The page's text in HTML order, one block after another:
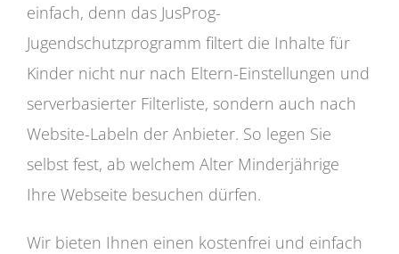
einfach, denn das JusProg-
Jugendschutzprogramm filtert die Inhalte für
Kinder nicht nur nach Eltern-Einstellungen und
serverbasierter Filterliste, sondern auch nach
Website-Labeln der Anbieter. So legen Sie
selbst fest, ab welchem Alter Minderjährige
Ihre Webseite besuchen dürfen.
Wir bieten Ihnen einen kostenfrei und einfach